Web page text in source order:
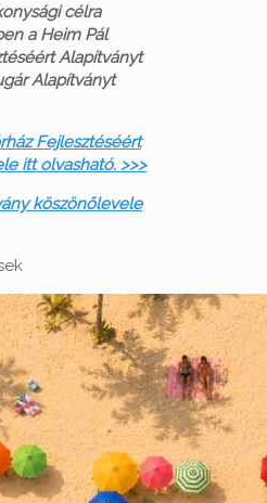
célra
a Heim Pál
Alapítványt
Alapítványt
Fejlesztéséért
itt olvasható. >>>
köszönőlevele